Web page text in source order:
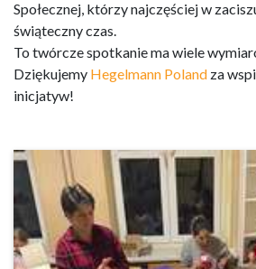
Społecznej, którzy najczęściej w
świąteczny czas.
To twórcze spotkanie ma wiele
Dziękujemy Hegelmann Poland za
inicjatyw!